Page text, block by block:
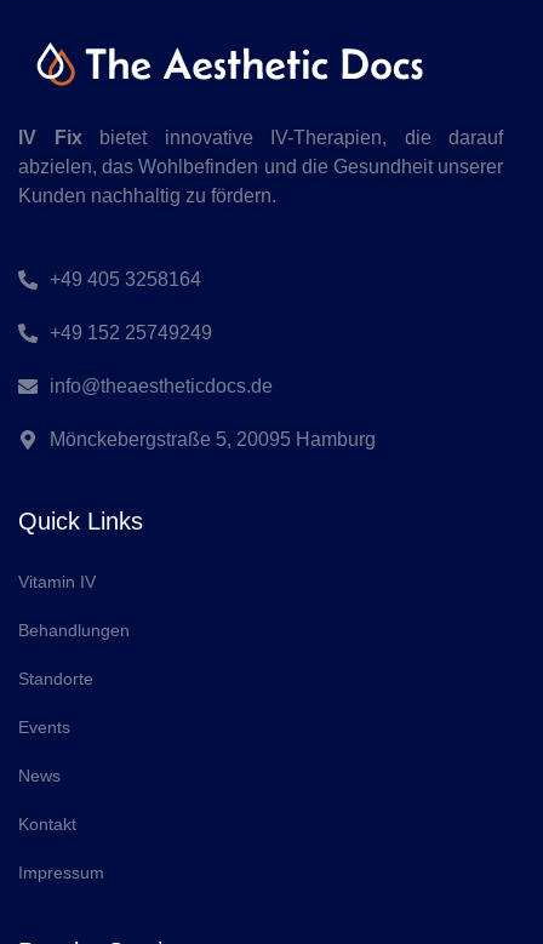
IV Fixbietet innovative IV-Therapien, die darauf
abzielen, das Wohlbefinden und die Gesundheit unserer
Kunden nachhaltig zu fördern.
+49 405 3258164
+49 152 25749249
info@theaestheticdocs.de
Mönckebergstraße 5, 20095 Hamburg
Quick Links
Vitamin IV
Behandlungen
Standorte
Events
News
Kontakt
Impressum